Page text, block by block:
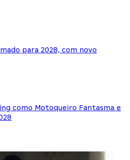
para 2028, com novo
como Motoqueiro Fantasma e